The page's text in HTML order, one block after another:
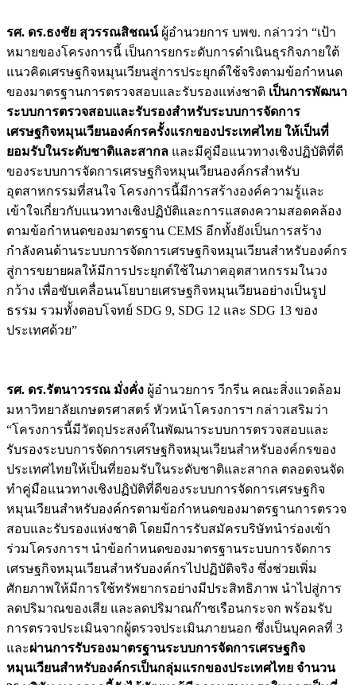
รศ. ดร.ธงชัย สุวรรณสิชณน์ผู้อำนวยการ บพข. กล่าวว่า “เป้า
หมายของโครงการนี้ เป็นการยกระดับการดำเนินธุรกิจภายใต้
แนวคิดเศรษฐกิจหมุนเวียนสู่การประยุกต์ใช้จริงตามข้อกำหนด
ของมาตรฐานการตรวจสอบและรับรองแห่งชาติ เป็นการพัฒนา
ระบบการตรวจสอบและรับรองสำหรับระบบการจัดการ
เศรษฐกิจหมุนเวียนองค์กรครั้งแรกของประเทศไทย ให้เป็นที่
ยอมรับในระดับชาติและสากล และมีคู่มือแนวทางเชิงปฏิบัติที่ดี
ของระบบการจัดการเศรษฐกิจหมุนเวียนองค์กรสำหรับ
อุตสาหกรรมที่สนใจ โครงการนี้มีการสร้างองค์ความรู้และ
เข้าใจเกี่ยวกับแนวทางเชิงปฏิบัติและการแสดงความสอดคล้อง
ตามข้อกำหนดของมาตรฐาน CEMS อีกทั้งยังเป็นการสร้าง
กำลังคนด้านระบบการจัดการเศรษฐกิจหมุนเวียนสำหรับองค์กร
สู่การขยายผลให้มีการประยุกต์ใช้ในภาคอุตสาหกรรมในวง
กว้าง เพื่อขับเคลื่อนนโยบายเศรษฐกิจหมุนเวียนอย่างเป็นรูป
ธรรม รวมทั้งตอบโจทย์ SDG 9, SDG 12 และ SDG 13 ของ
ประเทศด้วย”
รศ. ดร.รัตนาวรรณ มั่งคั่ง ผู้อำนวยการ วีกรีน คณะสิ่งแวดล้อม
มหาวิทยาลัยเกษตรศาสตร์ หัวหน้าโครงการฯ กล่าวเสริมว่า
“โครงการนี้มีวัตถุประสงค์ในพัฒนาระบบการตรวจสอบและ
รับรองระบบการจัดการเศรษฐกิจหมุนเวียนสำหรับองค์กรของ
ประเทศไทยให้เป็นที่ยอมรับในระดับชาติและสากล ตลอดจนจัด
ทำคู่มือแนวทางเชิงปฏิบัติที่ดีของระบบการจัดการเศรษฐกิจ
หมุนเวียนสำหรับองค์กรตามข้อกำหนดของมาตรฐานการตรวจ
สอบและรับรองแห่งชาติ โดยมีการรับสมัครบริษัทนำร่องเข้า
ร่วมโครงการฯ นำข้อกำหนดของมาตรฐานระบบการจัดการ
เศรษฐกิจหมุนเวียนสำหรับองค์กรไปปฏิบัติจริง ซึ่งช่วยเพิ่ม
ศักยภาพให้มีการใช้ทรัพยากรอย่างมีประสิทธิภาพ นำไปสู่การ
ลดปริมาณของเสีย และลดปริมาณก๊าซเรือนกระจก พร้อมรับ
การตรวจประเมินจากผู้ตรวจประเมินภายนอก ซึ่งเป็นบุคคลที่ 3
และผ่านการรับรองมาตรฐานระบบการจัดการเศรษฐกิจ
หมุนเวียนสำหรับองค์กรเป็นกลุ่มแรกของประเทศไทย จำนวน